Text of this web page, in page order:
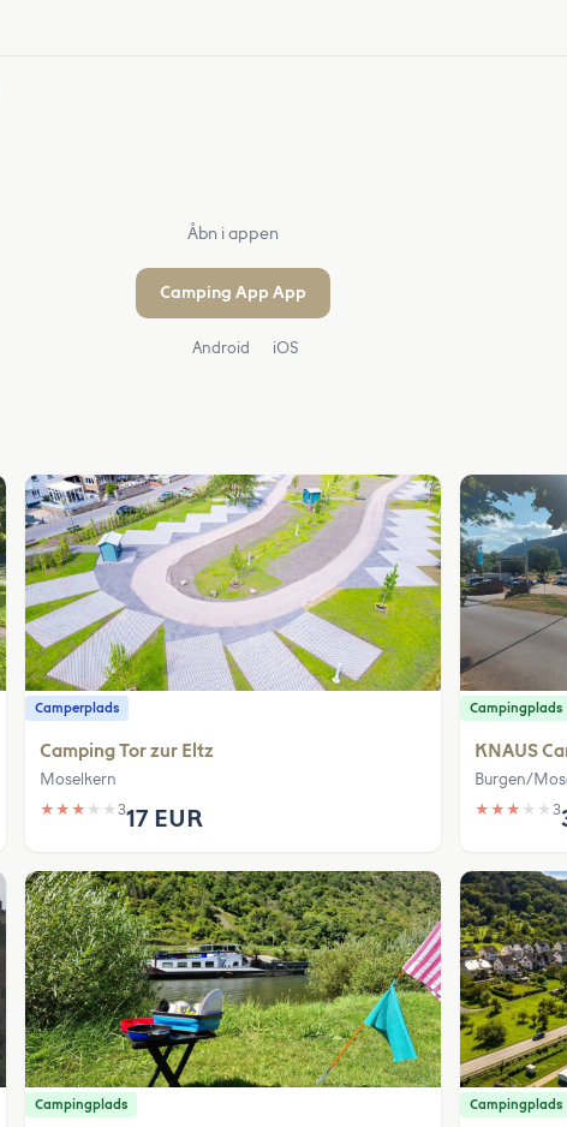
Åbn i appen
Camping App App
Android iOS
Camperplads
Camping Tor zur Eltz
Moselkern
★ ★ ★ ★ ★317 EUR
Campingplads
KNAUS
Burgen/
★ ★ ★ ★ ★ 3
Campingplads Campingplads